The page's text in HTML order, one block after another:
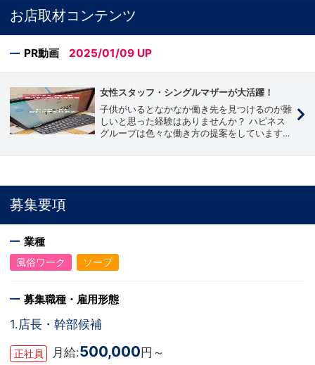
お店取材コンテンツ
PR動画 2025/01/09UP
女性スタッフ・シングルマザーが大活躍！
子供がいるとなかなか働き先を見つけるのが難
しいと思った経験はありませんか？ ハピネス
グループは色々な働き方の提案をしています。
募集要項
業種
風俗ワーク ソープ
募集職種・雇用形態
1.店長・幹部候補
正社員 月給:500,000 円～